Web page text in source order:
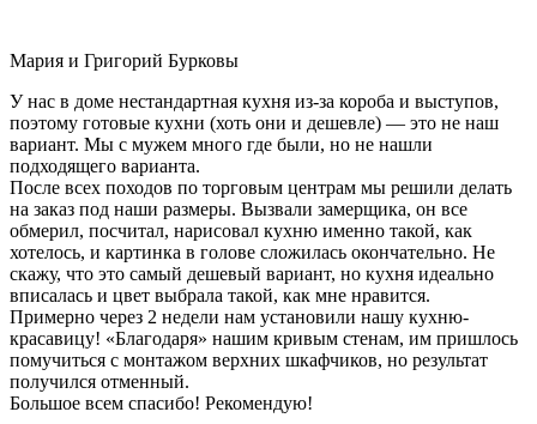
Мария и Григорий Бурковы
У нас в доме нестандартная кухня из-за короба и выступов,
поэтому готовые кухни (хоть они и дешевле) — это не наш
вариант. Мы с мужем много где были, но не нашли
подходящего варианта.
После всех походов по торговым центрам мы решили делать
на заказ под наши размеры. Вызвали замерщика, он все
обмерил, посчитал, нарисовал кухню именно такой, как
хотелось, и картинка в голове сложилась окончательно. Не
скажу, что это самый дешевый вариант, но кухня идеально
вписалась и цвет выбрала такой, как мне нравится.
Примерно через 2 недели нам установили нашу кухню-
красавицу! «Благодаря» нашим кривым стенам, им пришлось
помучиться с монтажом верхних шкафчиков, но результат
получился отменный.
Большое всем спасибо! Рекомендую!